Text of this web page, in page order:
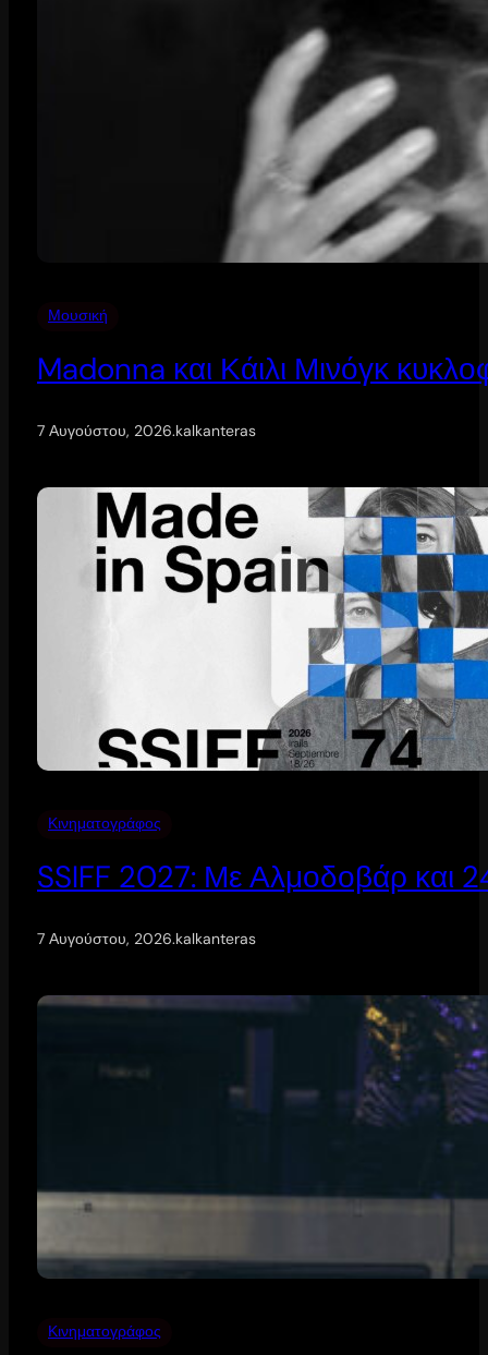
Μουσική
Madonna και Κάιλι Μινόγκ
7 Αυγούστου, 2026.kalkanteras
Κινηματογράφος
SSIFF 2027: Με Αλμοδοβάρ και 24
7 Αυγούστου, 2026.kalkanteras
Κινηματογράφος